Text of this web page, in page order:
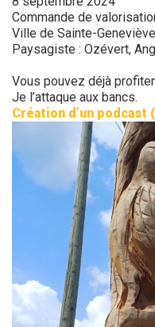
Commande de
Ville de Sainte-
Paysagiste : Ozévert,
Vous pouvez déjà
Je l’attaque aux bancs.
Création d’un